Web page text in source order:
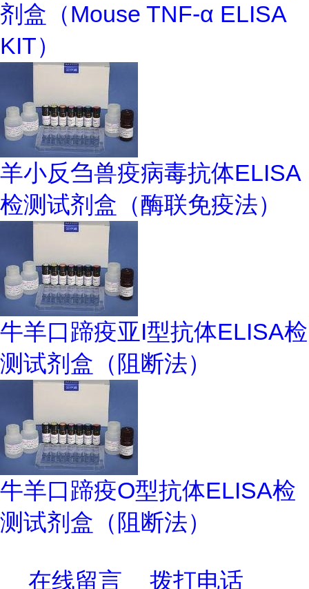
剂盒（Mouse TNF-α ELISA
KIT）
羊小反刍兽疫病毒抗体ELISA
检测试剂盒（酶联免疫法）
牛羊口蹄疫亚I型抗体ELISA检
测试剂盒（阻断法）
牛羊口蹄疫O型抗体ELISA检
测试剂盒（阻断法）
在线留言 拨打电话